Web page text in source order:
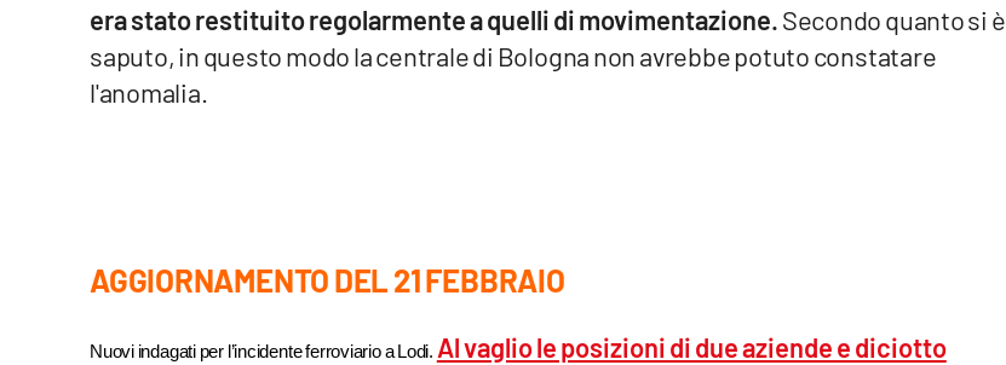
era stato restituito regolarmente a quelli di movimentazione.Secondo quanto si è
saputo, in questo modo la centrale di Bologna non avrebbe potuto constatare
l'anomalia.
AGGIORNAMENTO DEL 21 FEBBRAIO
Nuovi indagati per l’incidente ferroviario a Lodi. Al vaglio le posizioni di due aziende e diciotto